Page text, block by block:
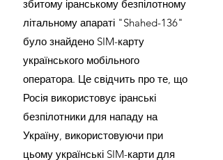
збитому іранському безпілотному
літальному апараті "Shahed-136"
було знайдено SIM-карту
українського мобільного
оператора. Це свідчить про те, що
Росія використовує іранські
безпілотники для нападу на
Україну, використовуючи при
цьому українські SIM-карти для